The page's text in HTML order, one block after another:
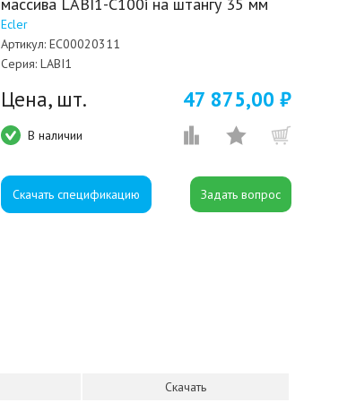
Ecler
Артикул: EC00020311
Серия: LABI1
Цена, шт. 47 875,00 ₽
В наличии
Скачать спецификацию
Скачать